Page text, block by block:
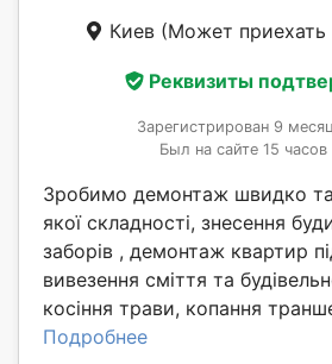
Киев (Может приехать
Реквизиты
Зарегистрирован 9
Был на сайте 15 часов
Зробимо демонтаж швидко та
якої складності, знесення
заборів , демонтаж квартир
вивезення сміття та
косіння трави, копання
Подробнее